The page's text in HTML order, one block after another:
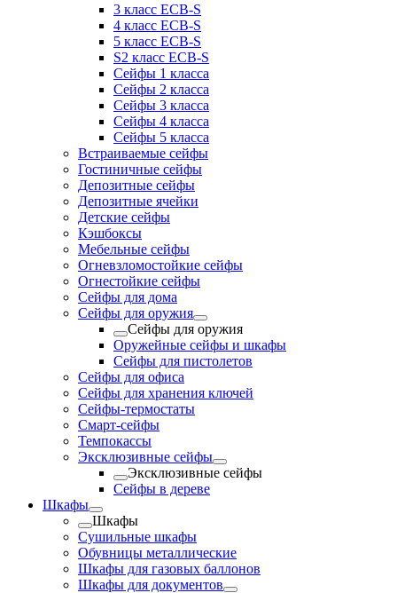
3 класс ECB-S
4 класс ECB-S
5 класс ECB-S
S2 класс ECB-S
Сейфы 1 класса
Сейфы 2 класса
Сейфы 3 класса
Сейфы 4 класса
Сейфы 5 класса
Встраиваемые сейфы
Гостиничные сейфы
Депозитные сейфы
Депозитные ячейки
Детские сейфы
Кэшбоксы
Мебельные сейфы
Огневзломостойкие сейфы
Огнестойкие сейфы
Сейфы для дома
Сейфы для оружия
Сейфы для оружия
Оружейные сейфы и шкафы
Сейфы для пистолетов
Сейфы для офиса
Сейфы для хранения ключей
Сейфы-термостаты
Смарт-сейфы
Темпокассы
Эксклюзивные сейфы
Эксклюзивные сейфы
Сейфы в дереве
Шкафы
Шкафы
Cушильные шкафы
Обувницы металлические
Шкафы для газовых баллонов
Шкафы для документов